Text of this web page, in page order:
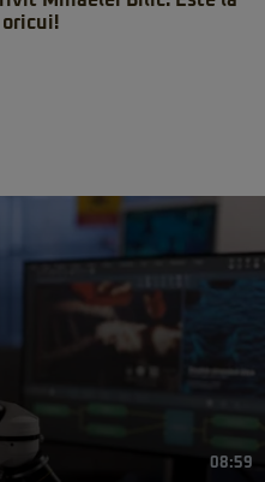
08:59